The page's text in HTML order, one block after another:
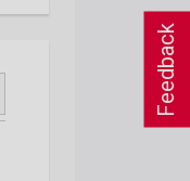
Feedback